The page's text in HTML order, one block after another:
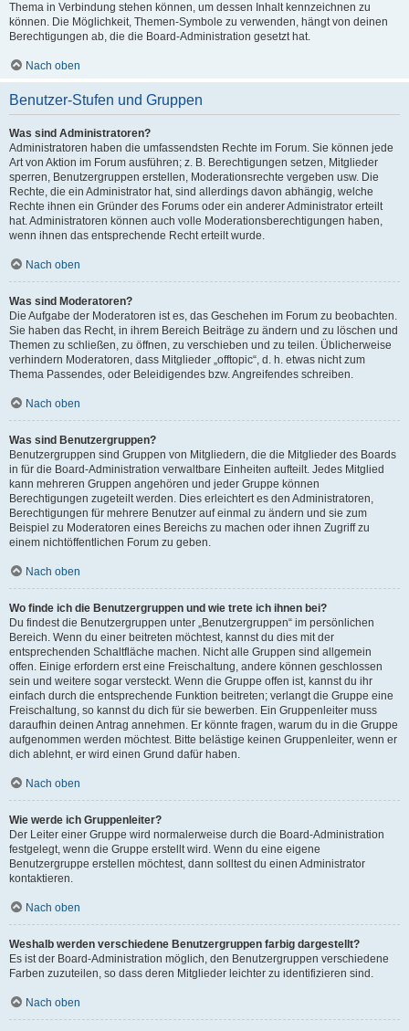
Thema in Verbindung stehen können, um dessen Inhalt kennzeichnen zu
können. Die Möglichkeit, Themen-Symbole zu verwenden, hängt von deinen
Berechtigungen ab, die die Board-Administration gesetzt hat.
Nach oben
Benutzer-Stufen und Gruppen
Was sind Administratoren?
Administratoren haben die umfassendsten Rechte im Forum. Sie können jede
Art von Aktion im Forum ausführen; z. B. Berechtigungen setzen, Mitglieder
sperren, Benutzergruppen erstellen, Moderationsrechte vergeben usw. Die
Rechte, die ein Administrator hat, sind allerdings davon abhängig, welche
Rechte ihnen ein Gründer des Forums oder ein anderer Administrator erteilt
hat. Administratoren können auch volle Moderationsberechtigungen haben,
wenn ihnen das entsprechende Recht erteilt wurde.
Nach oben
Was sind Moderatoren?
Die Aufgabe der Moderatoren ist es, das Geschehen im Forum zu beobachten.
Sie haben das Recht, in ihrem Bereich Beiträge zu ändern und zu löschen und
Themen zu schließen, zu öffnen, zu verschieben und zu teilen. Üblicherweise
verhindern Moderatoren, dass Mitglieder „offtopic“, d. h. etwas nicht zum
Thema Passendes, oder Beleidigendes bzw. Angreifendes schreiben.
Nach oben
Was sind Benutzergruppen?
Benutzergruppen sind Gruppen von Mitgliedern, die die Mitglieder des Boards
in für die Board-Administration verwaltbare Einheiten aufteilt. Jedes Mitglied
kann mehreren Gruppen angehören und jeder Gruppe können
Berechtigungen zugeteilt werden. Dies erleichtert es den Administratoren,
Berechtigungen für mehrere Benutzer auf einmal zu ändern und sie zum
Beispiel zu Moderatoren eines Bereichs zu machen oder ihnen Zugriff zu
einem nichtöffentlichen Forum zu geben.
Nach oben
Wo finde ich die Benutzergruppen und wie trete ich ihnen bei?
Du findest die Benutzergruppen unter „Benutzergruppen“ im persönlichen
Bereich. Wenn du einer beitreten möchtest, kannst du dies mit der
entsprechenden Schaltfläche machen. Nicht alle Gruppen sind allgemein
offen. Einige erfordern erst eine Freischaltung, andere können geschlossen
sein und weitere sogar versteckt. Wenn die Gruppe offen ist, kannst du ihr
einfach durch die entsprechende Funktion beitreten; verlangt die Gruppe eine
Freischaltung, so kannst du dich für sie bewerben. Ein Gruppenleiter muss
daraufhin deinen Antrag annehmen. Er könnte fragen, warum du in die Gruppe
aufgenommen werden möchtest. Bitte belästige keinen Gruppenleiter, wenn er
dich ablehnt, er wird einen Grund dafür haben.
Nach oben
Wie werde ich Gruppenleiter?
Der Leiter einer Gruppe wird normalerweise durch die Board-Administration
festgelegt, wenn die Gruppe erstellt wird. Wenn du eine eigene
Benutzergruppe erstellen möchtest, dann solltest du einen Administrator
kontaktieren.
Nach oben
Weshalb werden verschiedene Benutzergruppen farbig dargestellt?
Es ist der Board-Administration möglich, den Benutzergruppen verschiedene
Farben zuzuteilen, so dass deren Mitglieder leichter zu identifizieren sind.
Nach oben